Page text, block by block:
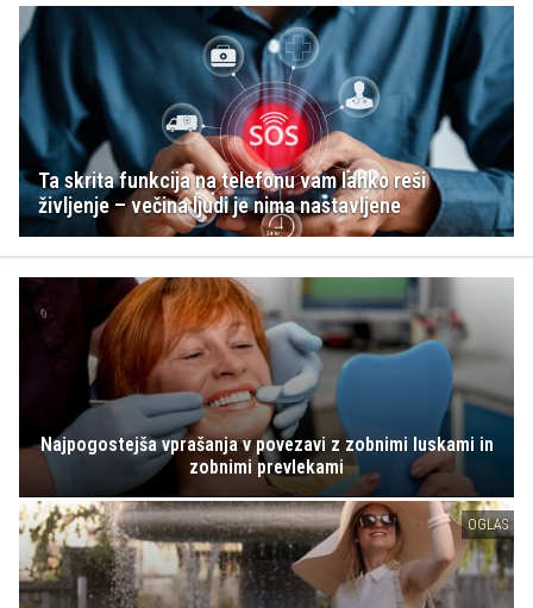
Ta skrita funkcija na telefonu vam lahko reši
življenje – večina ljudi je nima nastavljene
Najpogostejša vprašanja v povezavi z zobnimi luskami in
zobnimi prevlekami
OGLAS